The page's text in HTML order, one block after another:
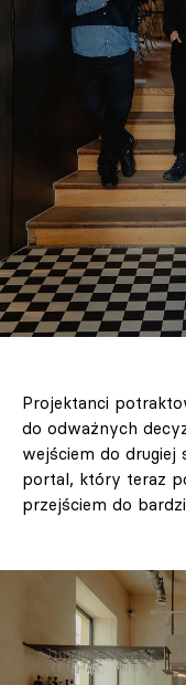
Projektanci
do odważnych
wejściem do
portal, który teraz
przejściem do